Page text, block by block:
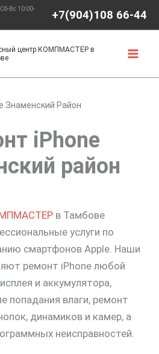
Вс 10:00- +7(904)108 66-44
центр КОМПМАСТЕР в
Знаменский Район
iPhone
район
в Тамбове
услуги по
смартфонов Apple. Наши
ремонт iPhone любой
и аккумулятора,
попадания влаги, ремонт
динамиков и камер, а
неисправностей.